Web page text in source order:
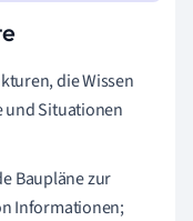
die Wissen
und Situationen
Baupläne zur
Informationen;